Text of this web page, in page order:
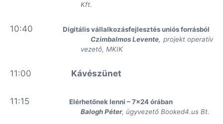
Kft.
10:40
Digitális vállalkozásfejlesztés uniós forrásból
Czimbalmos Levente, projekt operatív
vezető, MKIK
11:00 Kávészünet
11:15
Elérhetőnek lenni – 7x24 órában
Balogh Péter, ügyvezető Booked4.us Bt.